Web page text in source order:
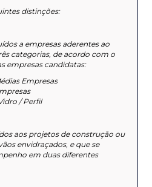
distinções:
a empresas aderentes ao
categorias, de acordo com o
empresas candidatas:
Empresas
/ Perfil
aos projetos de construção ou
envidraçados, e que se
em duas diferentes